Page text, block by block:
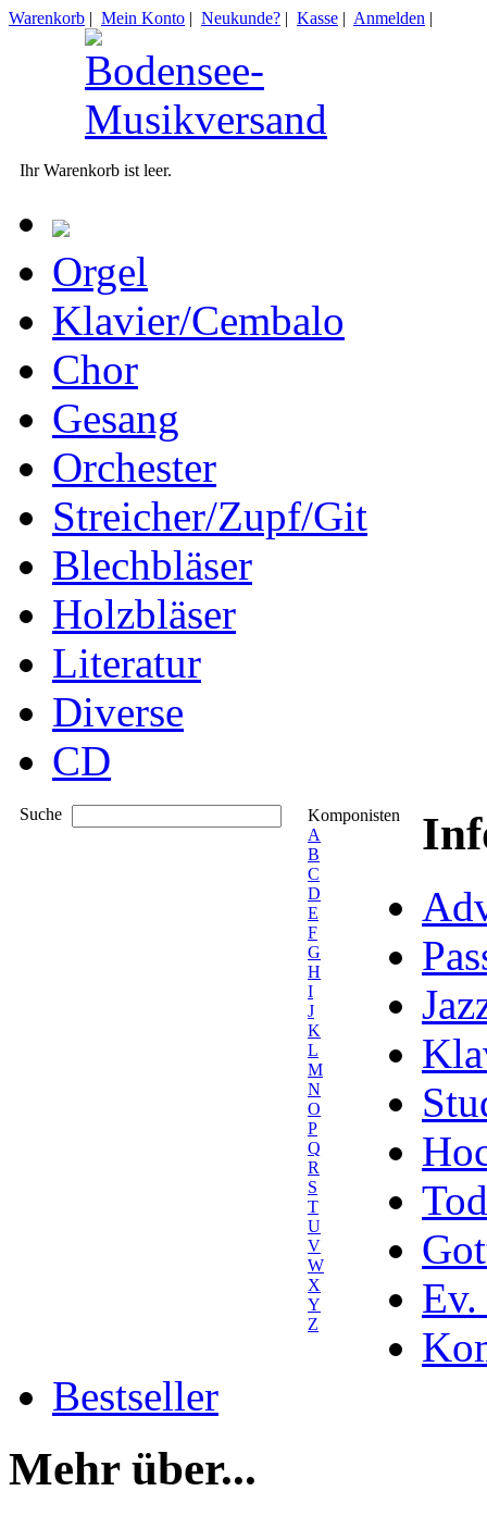
Warenkorb | Mein Konto | Neukunde? | Kasse | Anmelden |
Ihr Warenkorb ist leer.
Orgel
Klavier/Cembalo
Chor
Gesang
Orchester
Streicher/Zupf/Git
Blechbläser
Holzbläser
Literatur
Diverse
CD
Suche
Komponisten
A
B
C
D
E
F
G
H
I
J
K
L
M
N
O
P
Q
R
S
T
U
V
W
X
Y
Z
Ev.
Bestseller
Mehr über...